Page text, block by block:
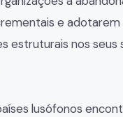
e adotarem
estruturais nos seus
lusófonos